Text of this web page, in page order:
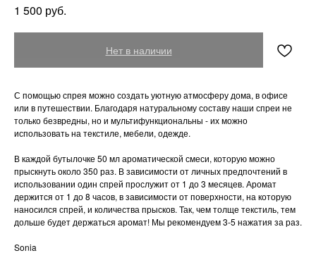
1 500 руб.
Нет в наличии
С помощью спрея можно создать уютную атмосферу дома, в офисе
или в путешествии. Благодаря натуральному составу наши спреи не
только безвредны, но и мультифункциональны - их можно
использовать на текстиле, мебели, одежде.
В каждой бутылочке 50 мл ароматической смеси, которую можно
прыскнуть около 350 раз. В зависимости от личных предпочтений в
использовании один спрей прослужит от 1 до 3 месяцев. Аромат
держится от 1 до 8 часов, в зависимости от поверхности, на которую
наносился спрей, и количества прысков. Так, чем толще текстиль, тем
дольше будет держаться аромат! Мы рекомендуем 3-5 нажатия за раз.
Sonia